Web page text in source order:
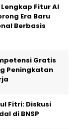
Fitur AI
Era Baru
Berbasis
Gratis
Peningkatan
Fitri: Diskusi
di BNSP